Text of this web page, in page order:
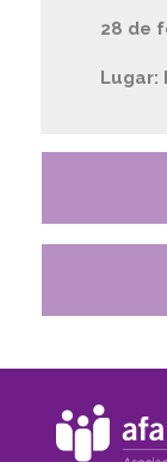
28 de
Lugar: